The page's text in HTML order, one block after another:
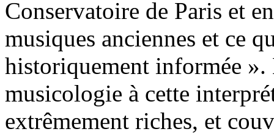
Conservatoire de Paris et
musiques anciennes et ce
historiquement informée ».
musicologie à cette
extrêmement riches, et